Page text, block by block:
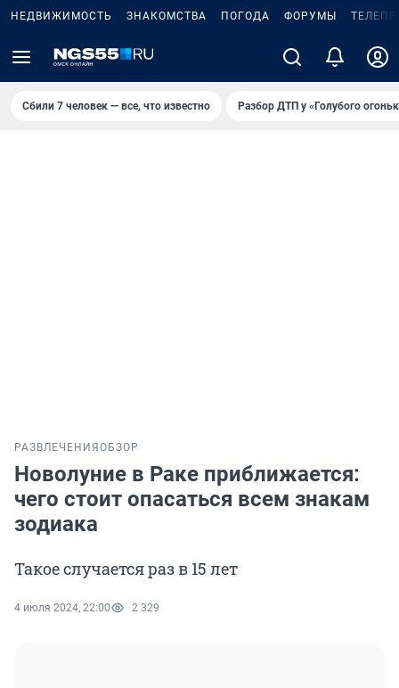
НЕДВИЖИМОСТЬ ЗНАКОМСТВА ПОГОДА ФОРУМЫ
Сбили 7 человек — все, что известно Разбор ДТП у «Голубого
РАЗВЛЕЧЕНИЯ ОБЗОР
Новолуние в Раке приближается:
чего стоит опасаться всем знакам
зодиака
Такое случается раз в 15 лет
4 июля 2024, 22:00 2 329